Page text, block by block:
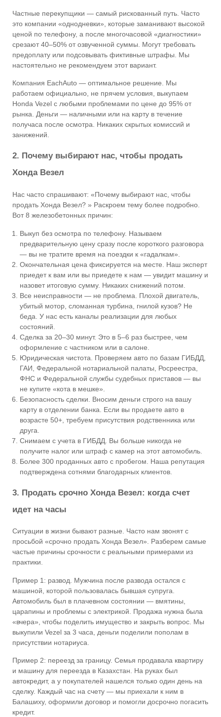
Частные перекупщики — самый рискованный путь. Часто
это компании «однодневки», которые заманивают высокой
ценой по телефону, а после многочасовой «диагностики»
срезают 40–50% от озвученной суммы. Могут требовать
предоплату или подсовывать фиктивные штрафы. Мы
настоятельно не рекомендуем этот вариант.
Компания EachAuto — оптимальное решение. Мы
работаем официально, не прячем условия, выкупаем
Honda Vezel с любыми проблемами по цене до 95% от
рынка. Деньги — наличными или на карту в течение
получаса после осмотра. Никаких скрытых комиссий и
занижений.
2. Почему выбирают нас, чтобы продать
Хонда Везел
Нас часто спрашивают: «Почему выбирают нас, чтобы
продать Хонда Везел? » Раскроем тему более подробно.
Вот 8 железобетонных причин:
Выкуп без осмотра по телефону. Называем
предварительную цену сразу после короткого разговора
— вы не тратите время на поездки к «гадалкам».
Окончательная цена фиксируется на месте. Наш эксперт
приедет к вам или вы приедете к нам — увидит машину и
назовет итоговую сумму. Никаких снижений потом.
Все неисправности — не проблема. Плохой двигатель,
убитый мотор, сломанная турбина, гнилой кузов? Не
беда. У нас есть каналы реализации для любых
состояний.
Сделка за 20–30 минут. Это в 5–6 раз быстрее, чем
оформление с частником или в салоне.
Юридическая чистота. Проверяем авто по базам ГИБДД,
ГАИ, Федеральной нотариальной палаты, Росреестра,
ФНС и Федеральной службы судебных приставов — вы
не купите «кота в мешке».
Безопасность сделки. Вносим деньги строго на вашу
карту в отделении банка. Если вы продаете авто в
возрасте 50+, требуем присутствия родственника или
друга.
Снимаем с учета в ГИБДД. Вы больше никогда не
получите налог или штраф с камер на этот автомобиль.
Более 300 проданных авто с пробегом. Наша репутация
подтверждена сотнями благодарных клиентов.
3. Продать срочно Хонда Везел: когда счет
идет на часы
Ситуации в жизни бывают разные. Часто нам звонят с
просьбой «срочно продать Хонда Везел». Разберем самые
частые причины срочности с реальными примерами из
практики.
Пример 1 : развод. Мужчина после развода остался с
машиной, которой пользовалась бывшая супруга.
Автомобиль был в плачевном состоянии — вмятины,
царапины и проблемы с электрикой. Продажа нужна была
«вчера», чтобы поделить имущество и закрыть вопрос. Мы
выкупили Vezel за 3 часа, деньги поделили пополам в
присутствии нотариуса.
Пример 2: переезд за границу. Семья продавала квартиру
и машину для переезда в Казахстан. На руках был
автокредит, а у покупателей нашелся только один день на
сделку. Каждый час на счету — мы приехали к ним в
Балашиху, оформили договор и помогли досрочно погасить
кредит.